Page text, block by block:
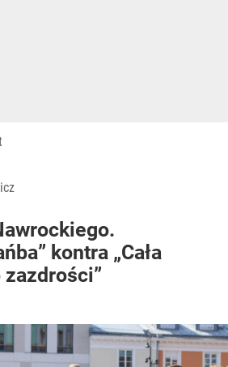
kontra „Cała
zazdrości”